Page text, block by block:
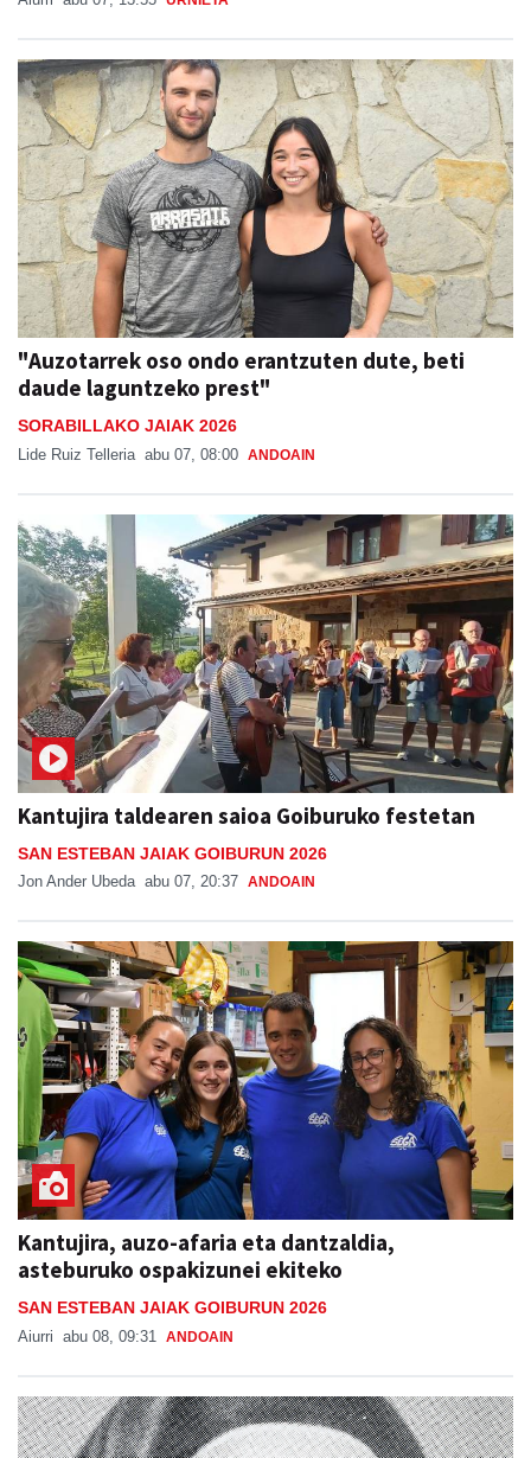
"Auzotarrek oso ondo erantzuten dute, beti
daude laguntzeko prest"
SORABILLAKO JAIAK 2026
Lide Ruiz Telleria abu 07, 08:00 ANDOAIN
Kantujira taldearen saioa Goiburuko festetan
SAN ESTEBAN JAIAK GOIBURUN 2026
Jon Ander Ubeda abu 07, 20:37 ANDOAIN
Kantujira, auzo-afaria eta dantzaldia,
asteburuko ospakizunei ekiteko
SAN ESTEBAN JAIAK GOIBURUN 2026
Aiurri abu 08, 09:31 ANDOAIN